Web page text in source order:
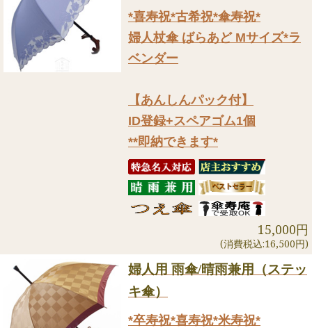
*喜寿祝*古希祝*傘寿祝*
婦人杖傘 ばらあど Mサイズ*ラ
ベンダー
【あんしんパック付】
ID登録+スペアゴム1個
**即納できます*
15,000円
(消費税込:16,500円)
婦人用 雨傘/晴雨兼用（ステッ
キ傘）
*卒寿祝*喜寿祝*米寿祝*